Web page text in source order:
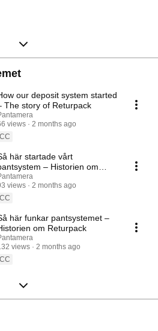
our deposit system started
The story of Returpack
views
2 months ago
CC
här startade vårt
– Historien om
views
2 months ago
CC
här funkar pantsystemet –
om Returpack
views
2 months ago
CC